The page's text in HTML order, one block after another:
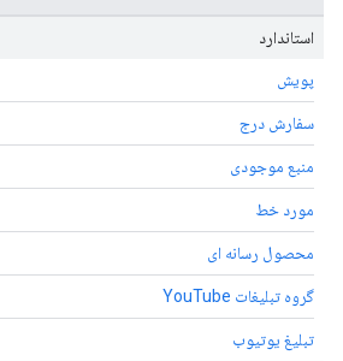
استاندارد
پویش
سفارش درج
منبع موجودی
مورد خط
محصول رسانه ای
گروه تبلیغات YouTube
تبلیغ یوتیوب